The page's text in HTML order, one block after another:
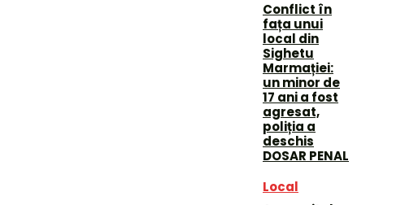
Conflict în
fața unui
local din
Sighetu
Marmației:
un minor de
17 ani a fost
agresat,
poliția a
deschis
DOSAR PENAL
Local